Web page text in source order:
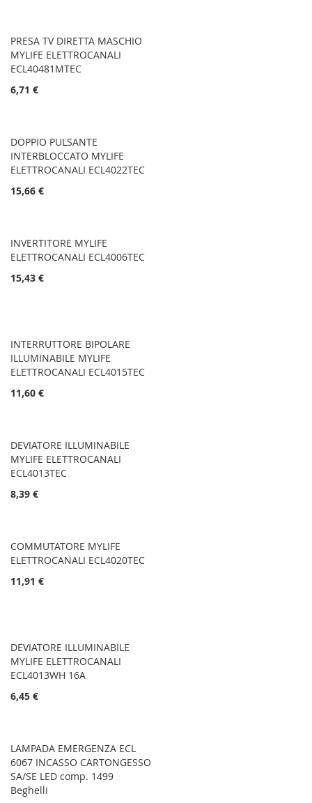
PRESA TV DIRETTA MASCHIO
MYLIFE ELETTROCANALI
ECL40481MTEC
6,71 €
DOPPIO PULSANTE
INTERBLOCCATO MYLIFE
ELETTROCANALI ECL4022TEC
15,66 €
INVERTITORE MYLIFE
ELETTROCANALI ECL4006TEC
15,43 €
INTERRUTTORE BIPOLARE
ILLUMINABILE MYLIFE
ELETTROCANALI ECL4015TEC
11,60 €
DEVIATORE ILLUMINABILE
MYLIFE ELETTROCANALI
ECL4013TEC
8,39 €
COMMUTATORE MYLIFE
ELETTROCANALI ECL4020TEC
11,91 €
DEVIATORE ILLUMINABILE
MYLIFE ELETTROCANALI
ECL4013WH 16A
6,45 €
LAMPADA EMERGENZA ECL
6067 INCASSO CARTONGESSO
SA/SE LED comp. 1499
Beghelli